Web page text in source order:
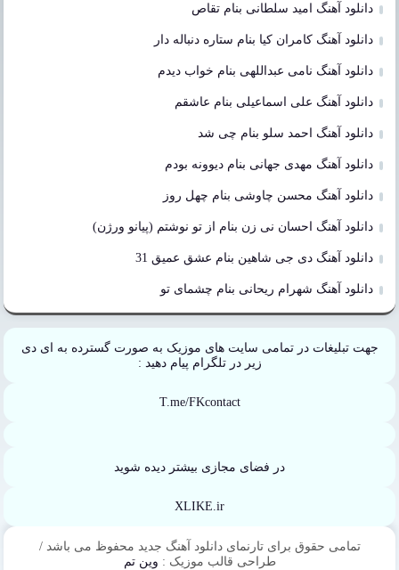
دانلود آهنگ امید سلطانی بنام تقاص
دانلود آهنگ کامران کیا بنام ستاره دنباله دار
دانلود آهنگ نامی عبداللهی بنام خواب دیدم
دانلود آهنگ علی اسماعیلی بنام عاشقم
دانلود آهنگ احمد سلو بنام چی شد
دانلود آهنگ مهدی جهانی بنام دیوونه بودم
دانلود آهنگ محسن چاوشی بنام چهل روز
دانلود آهنگ احسان نی زن بنام از تو نوشتم (پیانو ورژن)
دانلود آهنگ دی جی شاهین بنام عشق عمیق 31
دانلود آهنگ شهرام ریحانی بنام چشمای تو
جهت تبلیغات در تمامی سایت های موزیک به صورت گسترده به ای دی
زیر در تلگرام پیام دهید :
T.me/FKcontact
در فضای مجازی بیشتر دیده شوید
XLIKE.ir
تمامی حقوق برای تارنمای دانلود آهنگ جدید محفوظ می باشد /
طراحی قالب موزیک : وین تم